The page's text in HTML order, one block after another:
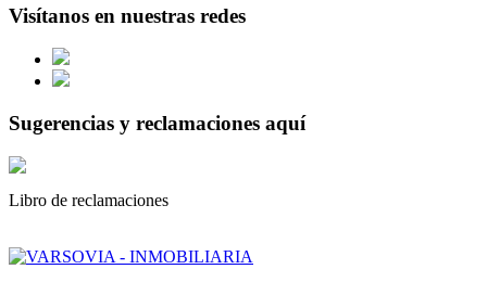
Visítanos en nuestras redes
Sugerencias y reclamaciones aquí
Libro de reclamaciones